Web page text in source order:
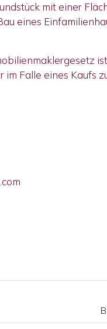
mit einer
eines
im Falle eines Kaufs